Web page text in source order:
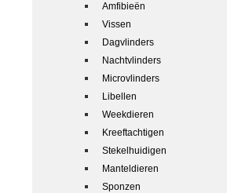
Amfibieën
Vissen
Dagvlinders
Nachtvlinders
Microvlinders
Libellen
Weekdieren
Kreeftachtigen
Stekelhuidigen
Manteldieren
Sponzen